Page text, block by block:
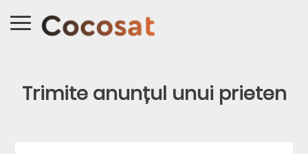
Trimite anunțul unui prieten